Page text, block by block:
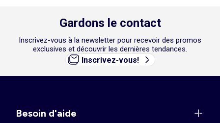
Gardons le contact
Inscrivez-vous à la newsletter pour recevoir des promos
exclusives et découvrir les dernières tendances.
Inscrivez-vous!
Besoin d'aide